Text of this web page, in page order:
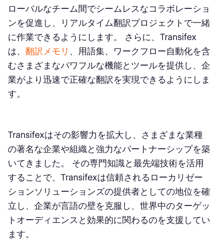
ローバルなチーム間でシームレスなコラボレーショ
ンを促進し、リアルタイム翻訳プロジェクトで一緒
に作業できるようにします。 さらに、Transifex
は、 翻訳メモリ 、用語集、ワークフロー自動化を含
むさまざまなパワフルな機能とツールを提供し、企
業がより迅速で正確な翻訳を実現できるようにしま
す。
Transifexはその影響力を拡大し、さまざまな業種
の著名な企業や組織と強力なパートナーシップを築
いてきました。 その専門知識と最先端技術を活用
することで、Transifexは信頼されるローカリゼー
ションソリューションズの提供者としての地位を確
立し、企業が言語の壁を克服し、世界中のターゲッ
トオーディエンスと効果的に関わるのを支援してい
ます。